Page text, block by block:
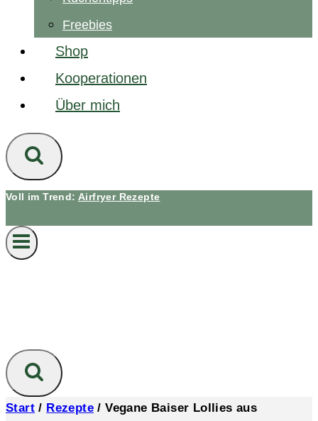
Freebies
Shop
Kooperationen
Über mich
Voll im Trend: Airfryer Rezepte
Start / Rezepte / Vegane Baiser Lollies aus